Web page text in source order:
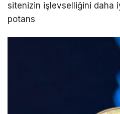
sitenizin işlevselliğini daha
potans